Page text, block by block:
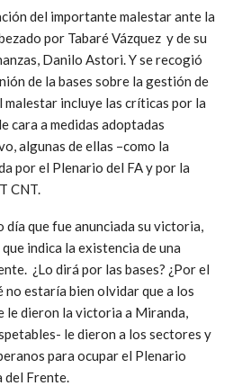
del importante malestar ante la
por Tabaré Vázquez y de su
Danilo Astori. Y se recogió
de la bases sobre la gestión de
incluye las críticas por la
cara a medidas adoptadas
algunas de ellas –como la
por el Plenario del FA y por la
CNT.
día que fue anunciada su victoria,
indica la existencia de una
¿Lo dirá por las bases? ¿Por el
estaría bien olvidar que a los
le dieron la victoria a Miranda,
le dieron a los sectores y
para ocupar el Plenario
Frente.